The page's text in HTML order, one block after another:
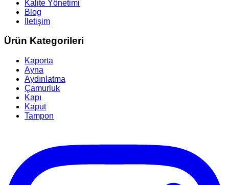
Kalite Yönetimi
Blog
İletişim
Ürün Kategorileri
Kaporta
Ayna
Aydınlatma
Çamurluk
Kapı
Kaput
Tampon